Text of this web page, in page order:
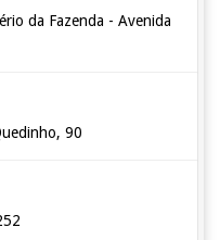
da Fazenda - Avenida
90